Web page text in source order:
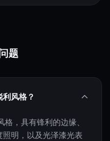
题
风格？
，具有锋利的边缘、
明，以及光泽漆光表